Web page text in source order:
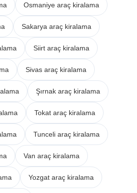
Osmaniye araç kiralama
Sakarya araç kiralama
Siirt araç kiralama
Sivas araç kiralama
Şırnak araç kiralama
Tokat araç kiralama
Tunceli araç kiralama
Van araç kiralama
Yozgat araç kiralama